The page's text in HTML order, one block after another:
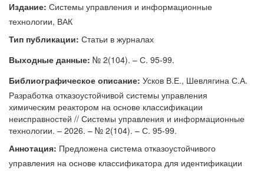
Издание: Системы управления и информационные
технологии, ВАК
Тип публикации: Статьи в журналах
Выходные данные: № 2(104). – С. 95-99.
Библиографическое описание: Усков В.Е., Шевлягина С.А.
Разработка отказоустойчивой системы управления
химическим реактором на основе классификации
неисправностей // Системы управления и информационные
технологии. – 2026. – № 2(104). – С. 95-99.
Аннотация: Предложена система отказоустойчивого
управления на основе классификатора для идентификации